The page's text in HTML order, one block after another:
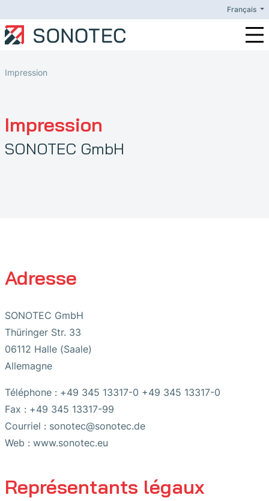
Français
Impression
Impression
SONOTEC GmbH
Adresse
SONOTEC GmbH
Thüringer Str. 33
06112 Halle (Saale)
Allemagne
Téléphone : +49 345 13317-0 +49 345 13317-0
Fax : +49 345 13317-99
Courriel : sonotec@sonotec.de
Web : www.sonotec.eu
Représentants légaux
Maintenance préventive